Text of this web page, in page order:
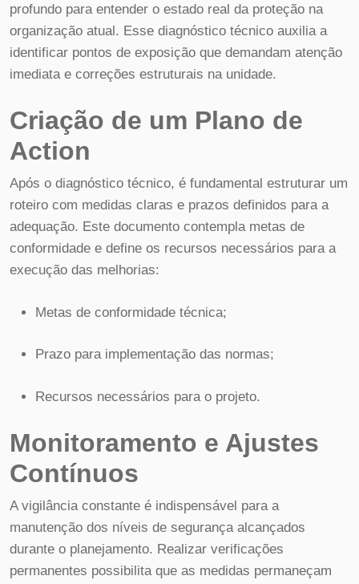
profundo para entender o estado real da proteção na
organização atual. Esse diagnóstico técnico auxilia a
identificar pontos de exposição que demandam atenção
imediata e correções estruturais na unidade.
Criação de um Plano de
Action
Após o diagnóstico técnico, é fundamental estruturar um
roteiro com medidas claras e prazos definidos para a
adequação. Este documento contempla metas de
conformidade e define os recursos necessários para a
execução das melhorias:
Metas de conformidade técnica;
Prazo para implementação das normas;
Recursos necessários para o projeto.
Monitoramento e Ajustes
Contínuos
A vigilância constante é indispensável para a
manutenção dos níveis de segurança alcançados
durante o planejamento. Realizar verificações
permanentes possibilita que as medidas permaneçam